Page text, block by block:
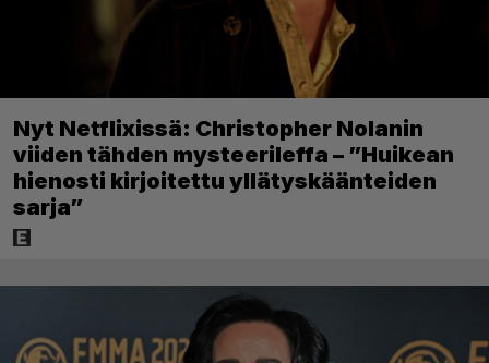
Nyt Netflixissä: Christopher Nolanin
viiden tähden mysteerileffa – ”Huikean
hienosti kirjoitettu yllätyskäänteiden
sarja”